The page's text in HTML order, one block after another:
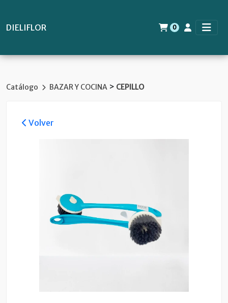
DIELIFLOR 0
Catálogo BAZAR Y COCINA > CEPILLO
Volver